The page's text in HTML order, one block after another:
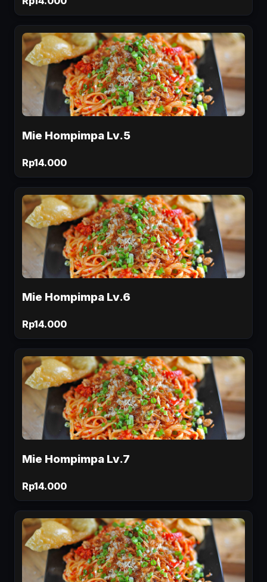
Mie Hompimpa Lv.5
Rp14.000
Mie Hompimpa Lv.6
Rp14.000
Mie Hompimpa Lv.7
Rp14.000